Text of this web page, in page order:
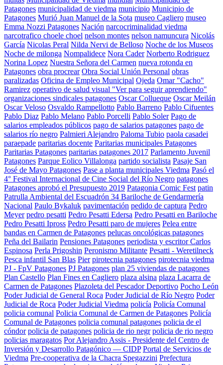
Patagones municipalidad de viedma municipio Municipio de
Patagones Murió Juan Manuel de la Sota museo Cagliero museo
Emma Nozzi Patagones Nación narcocriminalidad viedma
narcotrafico choele choel nelson montes nelson namuncura Nicolás
García Nicolas Peral Nilda Nervi de Belloso Noche de los Museos
Noche de milonga Nompalidece Nora Cader Norberto Rodriguez
Norina Lopez Nuestra Señora del Carmen nueva rotonda en
Patagones obra procrear Obra Social Unión Personal obras
paralizadas Oficina de Empleo Municipal Ojeda Omar "Cacho"
Ramirez operativo de salud visual "Ver para seguir aprendiendo"
organizaciones sindicales patagones Oscar Collueque Oscar Meilán
Oscar Veloso Osvaldo Rampellotto Pablo Barreno Pablo Cifuentes
Pablo Diaz Pablo Melano Pablo Porcelli Pablo Soler Pago de
salarios empleados públicos pago de salarios patagones pago de
salarios río negro Palmieri Alejandro Paloma Tubio paola casadei
paraepade paritarias docente Paritarias municipales Patagones
Paritarias Patagones paritarias patagones 2017 Parlamento Juvenil
Patagones Parque Eolico Villalonga partido socialista Pasaje San
José de Mayo Patagones Pase a planta municipales Viedma Pasó el
4° Festival Internacional de Cine Social del Río Negro patagones
Patagones aprobó el Presupuesto 2019 Patagonia Comic Fest patin
Patrulla Ambiental del Escuadrón 34 Bariloche de Gendarmería
Nacional Paulo Bykaluk pavimentación pedido de captura Pedro
Meyer pedro pesatti Pedro Pesatti Edersa Pedro Pesatti en Bariloche
Pedro Pesatti Ipross Pedro Pesatti paro de mujeres Pelea entre
bandas en Carmen de Patagones pelucas oncológicas patagones
Peña del Bailarin Pensiones Patagones periodista y escritor Carlos
Espinosa Perla Prigoshin Peronismo Militante Pesatti - Weretilneck
Pesca infantil San Blas Pier pirotecnia patagones pirotecnia viedma
PJ - FpV Patagones PJ Patagones plan 25 viviendas de patagones
Plan Castello Plan Fines en Cagliero plaza alsina plaza Lacarra de
Carmen de Patagones Plazoleta del Pescador Deportivo Pocho León
Poder Judicial de General Roca Poder Judicial de Río Negro Poder
Judicial de Roca Poder Judicial Viedma policía Policía Comunal
policia comunal Policia Comunal de Carmen de Patagones Policía
Comunal de Patagones policia comunal patagones policia de el
cóndor policia de patagones policia de rio negr policia de rio negro
policias maragatos Por Alejandro Assis - Presidente del Centro de
Inversión y Desarrollo Patagónico — CIDP Portal de Servicios de
Viedma Pre-cooperativa de la Chacra Spegazzini Prefectura